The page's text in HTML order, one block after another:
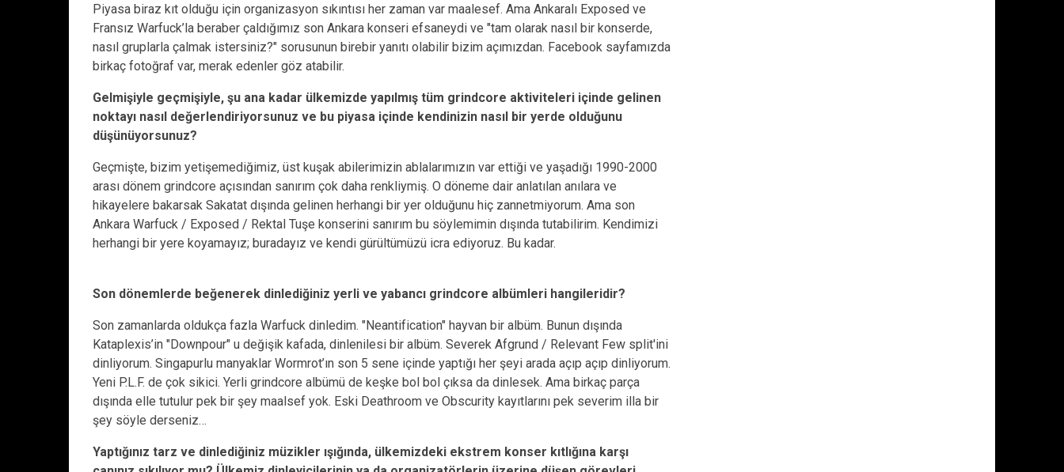
Piyasa biraz kıt olduğu için organizasyon sıkıntısı her zaman var maalesef. Ama Ankaralı Exposed ve
Fransız Warfuck’la beraber çaldığımız son Ankara konseri efsaneydi ve "tam olarak nasıl bir konserde,
nasıl gruplarla çalmak istersiniz?" sorusunun birebir yanıtı olabilir bizim açımızdan. Facebook sayfamızda
birkaç fotoğraf var, merak edenler göz atabilir.
Gelmişiyle geçmişiyle, şu ana kadar ülkemizde yapılmış tüm grindcore aktiviteleri içinde gelinen
noktayı nasıl değerlendiriyorsunuz ve bu piyasa içinde kendinizin nasıl bir yerde olduğunu
düşünüyorsunuz?
Geçmişte, bizim yetişemediğimiz, üst kuşak abilerimizin ablalarımızın var ettiği ve yaşadığı 1990-2000
arası dönem grindcore açısından sanırım çok daha renkliymiş. O döneme dair anlatılan anılara ve
hikayelere bakarsak Sakatat dışında gelinen herhangi bir yer olduğunu hiç zannetmiyorum. Ama son
Ankara Warfuck / Exposed / Rektal Tuşe konserini sanırım bu söylemimin dışında tutabilirim. Kendimizi
herhangi bir yere koyamayız; buradayız ve kendi gürültümüzü icra ediyoruz. Bu kadar.
Son dönemlerde beğenerek dinlediğiniz yerli ve yabancı grindcore albümleri hangileridir?
Son zamanlarda oldukça fazla Warfuck dinledim. "Neantification" hayvan bir albüm. Bunun dışında
Kataplexis’in "Downpour" u değişik kafada, dinlenilesi bir albüm. Severek Afgrund / Relevant Few split'ini
dinliyorum. Singapurlu manyaklar Wormrot’ın son 5 sene içinde yaptığı her şeyi arada açıp açıp dinliyorum.
Yeni P.L.F. de çok sikici. Yerli grindcore albümü de keşke bol bol çıksa da dinlesek. Ama birkaç parça
dışında elle tutulur pek bir şey maalsef yok. Eski Deathroom ve Obscurity kayıtlarını pek severim illa bir
şey söyle derseniz…
Yaptığınız tarz ve dinlediğiniz müzikler ışığında, ülkemizdeki ekstrem konser kıtlığına karşı